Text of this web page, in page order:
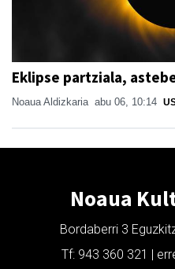
Eklipse partziala,
Noaua Aldizkaria abu 06, 10:14
Noaua
Bordaberri 3
Tf: 943 360 321 |